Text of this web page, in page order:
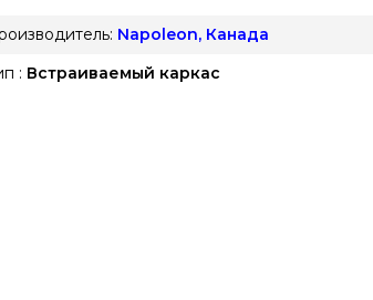
Napoleon, Канада
: Встраиваемый каркас